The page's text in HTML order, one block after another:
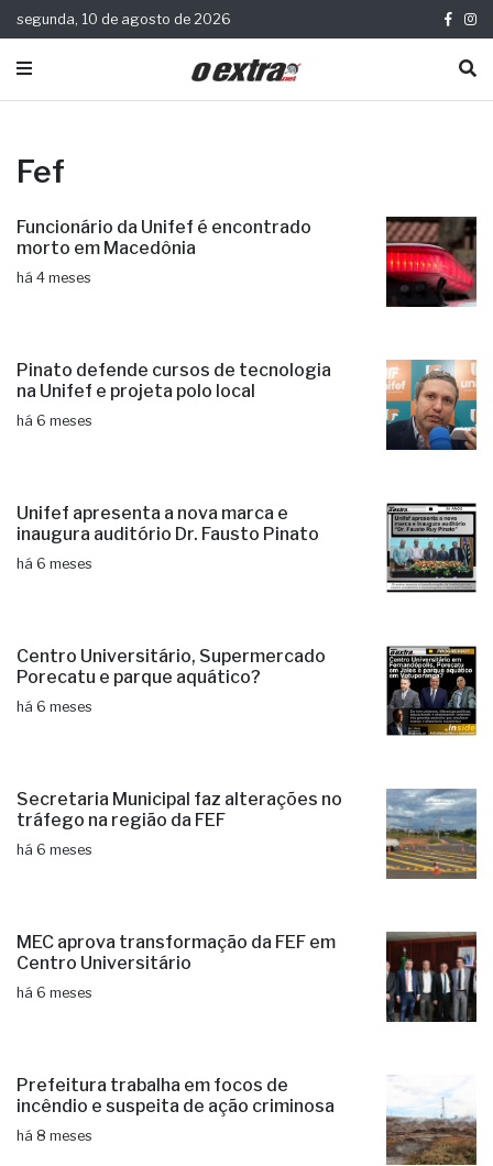
segunda, 10 de agosto de 2026
Fef
Funcionário da Unifef é encontrado
morto em Macedônia
há 4 meses
Pinato defende cursos de tecnologia
na Unifef e projeta polo local
há 6 meses
Unifef apresenta a nova marca e
inaugura auditório Dr. Fausto Pinato
há 6 meses
Centro Universitário, Supermercado
Porecatu e parque aquático?
há 6 meses
Secretaria Municipal faz alterações no
tráfego na região da FEF
há 6 meses
MEC aprova transformação da FEF em
Centro Universitário
há 6 meses
Prefeitura trabalha em focos de
incêndio e suspeita de ação criminosa
há 8 meses